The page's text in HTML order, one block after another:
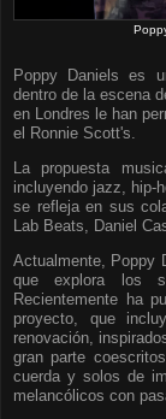
Poppy Daniels es
dentro de la escena
en Londres le han
el Ronnie Scott's.
La propuesta
incluyendo jazz, hip-
se refleja en sus
Lab Beats, Daniel
Actualmente, Poppy
que explora los
Recientemente ha
proyecto, que
renovación,
gran parte
cuerda y solos de
melancólicos con